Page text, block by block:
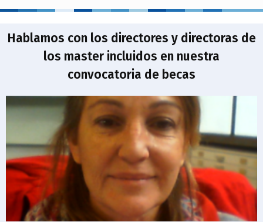
Hablamos con los directores y directoras de
los master incluidos en nuestra
convocatoria de becas